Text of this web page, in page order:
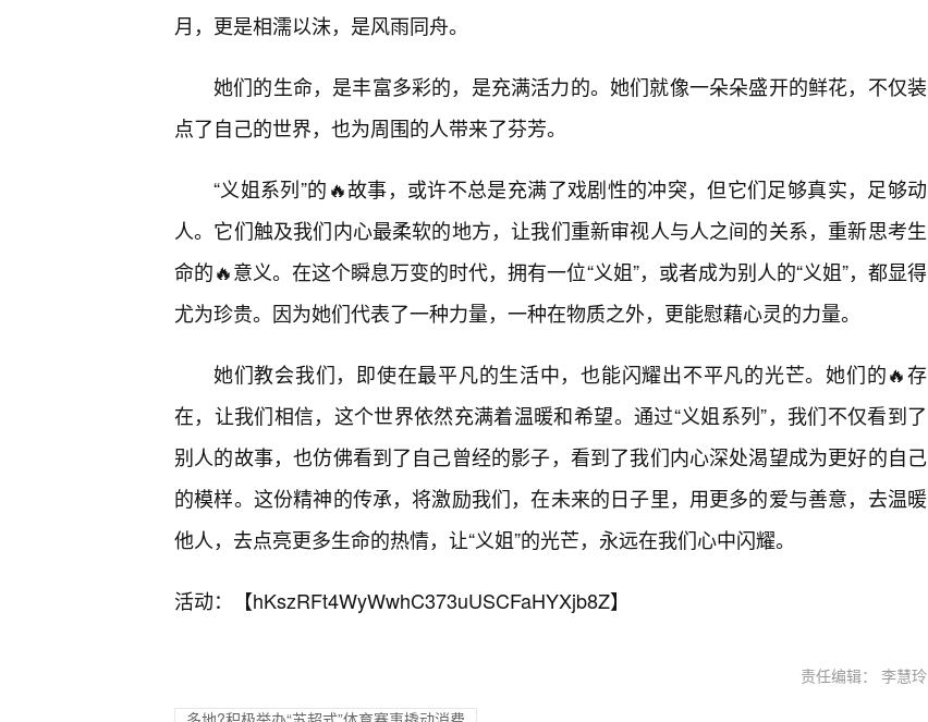
月，更是相濡以沫，是风雨同舟。
她们的生命，是丰富多彩的，是充满活力的。她们就像一朵朵盛开的鲜花，不仅装
点了自己的世界，也为周围的人带来了芬芳。
“义姐系列”的🔥故事，或许不总是充满了戏剧性的冲突，但它们足够真实，足够动
人。它们触及我们内心最柔软的地方，让我们重新审视人与人之间的关系，重新思考生
命的🔥意义。在这个瞬息万变的时代，拥有一位“义姐”，或者成为别人的“义姐”，都显得
尤为珍贵。因为她们代表了一种力量，一种在物质之外，更能慰藉心灵的力量。
她们教会我们，即使在最平凡的生活中，也能闪耀出不平凡的光芒。她们的🔥存
在，让我们相信，这个世界依然充满着温暖和希望。通过“义姐系列”，我们不仅看到了
别人的故事，也仿佛看到了自己曾经的影子，看到了我们内心深处渴望成为更好的自己
的模样。这份精神的传承，将激励我们，在未来的日子里，用更多的爱与善意，去温暖
他人，去点亮更多生命的热情，让“义姐”的光芒，永远在我们心中闪耀。
活动：【hKszRFt4WyWwhC373uUSCFaHYXjb8Z】
责任编辑： 李慧玲